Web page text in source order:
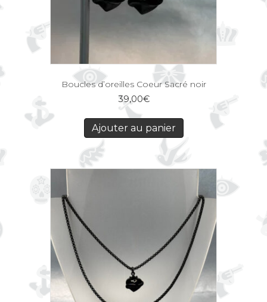
Boucles d’oreilles Coeur Sacré noir
39,00€
Ajouter au panier